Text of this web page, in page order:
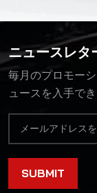
ニュースレタ
毎月のプロモー
ュースを入手でき